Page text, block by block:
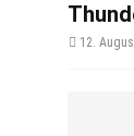
12.